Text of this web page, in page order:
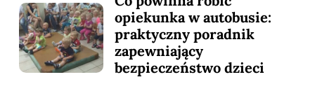
opiekunka w autobusie:
praktyczny poradnik
zapewniający
bezpieczeństwo dzieci